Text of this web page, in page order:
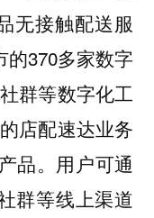
无接触配送服
的370多家数字
群等数字化工
店配速达业务
品。用户可通
群等线上渠道